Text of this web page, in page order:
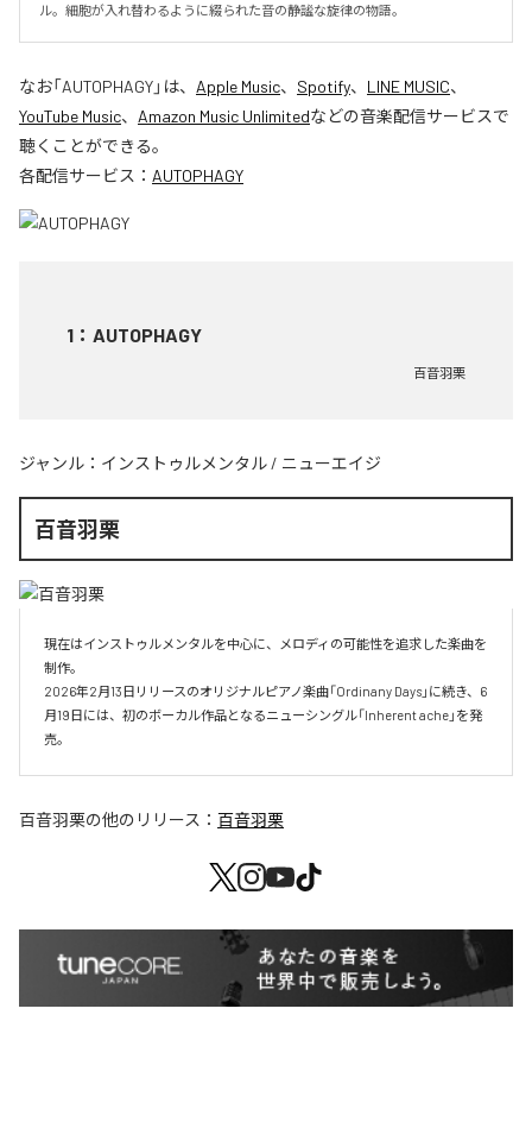
ル。細胞が入れ替わるように綴られた音の静謐な旋律の物語。
なお「AUTOPHAGY」は、 Apple Music、 Spotify、 LINE MUSIC、
YouTube Music、 Amazon Music Unlimitedなどの音楽配信サービスで
聴くことができる。
各配信サービス： AUTOPHAGY
1 ： AUTOPHAGY
百音羽栗
ジャンル： インストゥルメンタル / ニューエイジ
百音羽栗
現在はインストゥルメンタルを中心に、メロディの可能性を追求した楽曲を
制作。
2026年2月13日リリースのオリジナルピアノ楽曲「Ordinany Days」に続き、6
月19日には、初のボーカル作品となるニューシングル「Inherent ache」を発
売。
百音羽栗の他のリリース： 百音羽栗